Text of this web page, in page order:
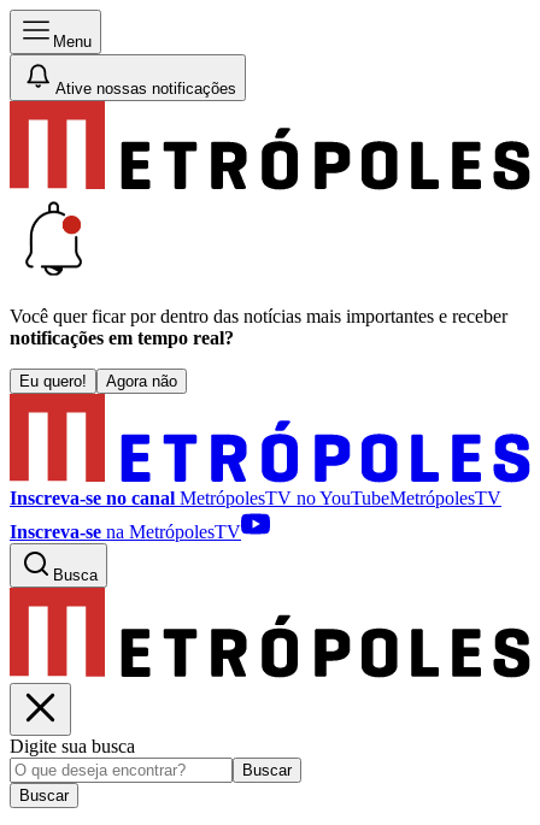
Menu
Ative nossas notificações
Você quer ficar por dentro das notícias mais importantes e receber
notificações em tempo real?
Eu quero! Agora não
Inscreva-se no canal MetrópolesTV noYouTubeMetrópolesTV
Inscreva-se na MetrópolesTV
Busca
Digite sua busca
Buscar
Buscar